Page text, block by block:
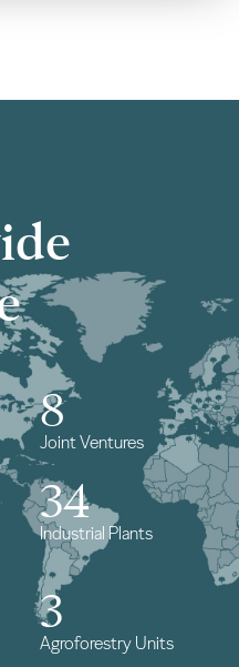
8
Joint Ventures
34
Industrial Plants
3
Agroforestry Units